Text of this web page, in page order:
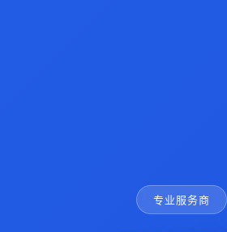
专业服务商